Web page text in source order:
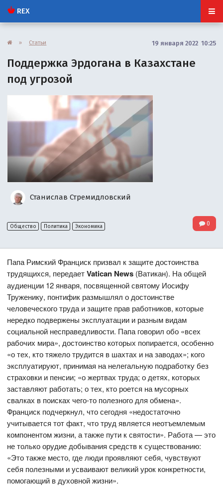
REX
» Статьи 19 января 2022 10:25
Поддержка Эрдогана в Казахстане
под угрозой
Станислав Стремидловский
Общество Политика Экономика 0
Папа Римский Франциск призвал к защите достоинства
трудящихся, передаетVatican News (Ватикан). На общей
аудиенции 12 января, посвященной святому Иосифу
Труженику, понтифик размышлял о достоинстве
человеческого труда и защите прав работников, которые
нередко подвержены эксплуатации и разным видам
социальной несправедливости. Папа говорил обо «всех
рабочих мира», достоинство которых попирается, особенно
«о тех, кто тяжело трудится в шахтах и на заводах»; кого
эксплуатируют, принимая на нелегальную подработку без
страховки и пенсии; «о жертвах труда; о детях, которых
заставляют работать; о тех, кто роется на мусорных
свалках в поисках чего-то полезного для обмена».
Франциск подчеркнул, что сегодня «недостаточно
учитывается тот факт, что труд является неотъемлемым
компонентом жизни, а также пути к святости». Работа — это
не только орудие добывания средств к существованию:
«Это также место, где люди проявляют себя, чувствуют
себя полезными и усваивают великий урок конкретности,
помогающий в духовной жизни».